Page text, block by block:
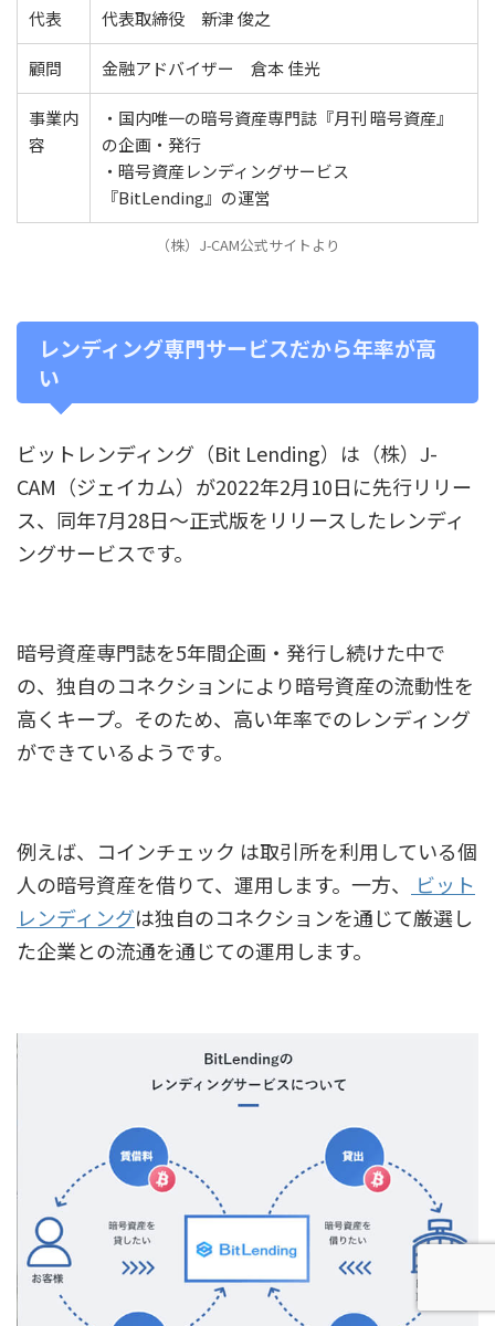
代表 代表取締役 新津 俊之
顧問 金融アドバイザー 倉本 佳光
事業内
容
・国内唯一の暗号資産専門誌『月刊 暗号資産』
の企画・発行
・暗号資産レンディングサービス
『BitLending』の運営
（株）J-CAM公式サイトより
レンディング専門サービスだから年率が高
い
ビットレンディング（Bit Lending）は（株）J-
CAM（ジェイカム）が2022年2月10日に先行リリー
ス、同年7月28日～正式版をリリースしたレンディ
ングサービスです。
暗号資産専門誌を5年間企画・発行し続けた中で
の、独自のコネクションにより暗号資産の流動性を
高くキープ。そのため、高い年率でのレンディング
ができているようです。
例えば、コインチェック は取引所を利用している個
人の暗号資産を借りて、運用します。一方、
ビット
レンディングは独自のコネクションを通じて厳選し
た企業との流通を通じての運用します。